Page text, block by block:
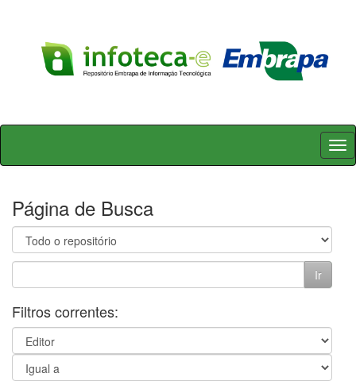
Skip
Página de Busca
Filtros correntes: